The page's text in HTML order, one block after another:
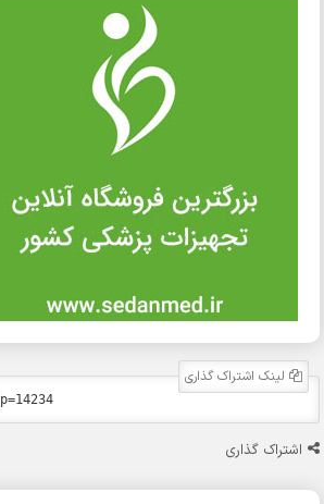
لینک اشتراک گذاری
اشتراک گذاری